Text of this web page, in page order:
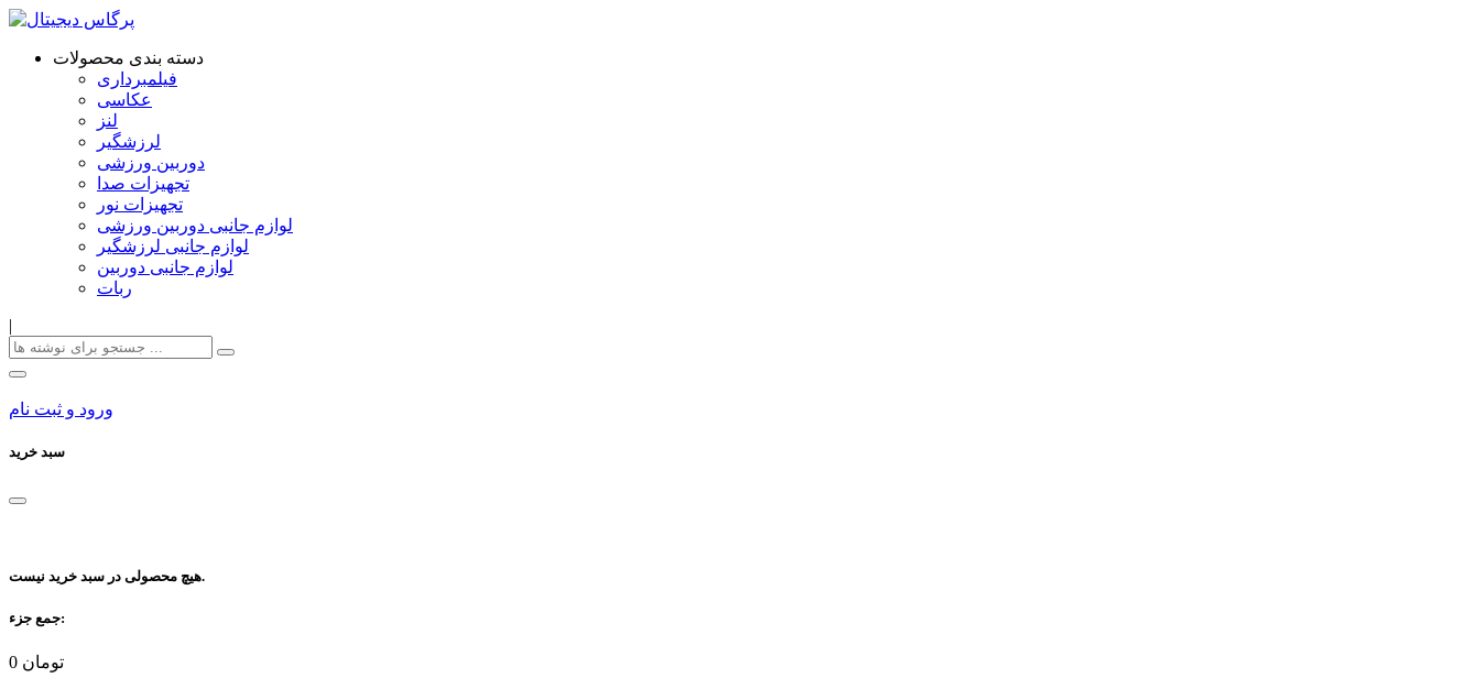
دسته بندی محصولات
فیلمبرداری
عکاسی
لنز
لرزشگیر
دوربین ورزشی
تجهیزات صدا
تجهیزات نور
لوازم جانبی دوربین ورزشی
لوازم جانبی لرزشگیر
لوازم جانبی دوربین
ربات
|
ورود و ثبت نام
سبد خرید
هیچ محصولی در سبد خرید نیست.
جمع جزء:
0 تومان